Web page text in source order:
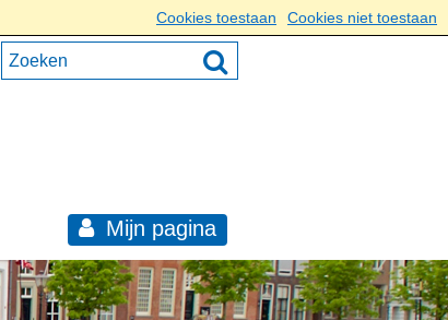
Cookies toestaan Cookies niet toestaan
Mijn pagina